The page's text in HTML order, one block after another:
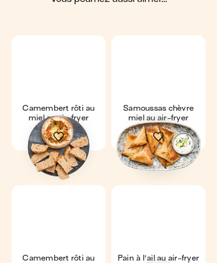
Camembert rôti au
miel au air-fryer
Samoussas chèvre
miel au air-fryer
Camembert rôti au
Pain à l'ail au air-fryer